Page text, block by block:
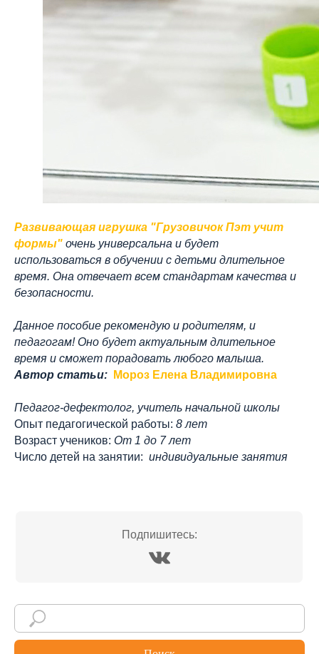
Развивающая игрушка "Грузовичок Пэт учит
формы" очень универсальна и будет
использоваться в обучении с детьми длительное
время. Она отвечает всем стандартам качества и
безопасности.
Данное пособие рекомендую и родителям, и
педагогам! Оно будет актуальным длительное
время и сможет порадовать любого малыша.
Автор статьи:
Мороз Елена Владимировна
Педагог-дефектолог, учитель начальной школы
Опыт педагогической работы: 8 лет
Возраст учеников: От 1 до 7 лет
Число детей на занятии: индивидуальные занятия
Подпишитесь: